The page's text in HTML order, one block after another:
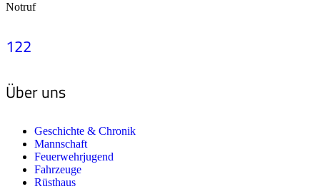
Notruf
122
Über uns
Geschichte & Chronik
Mannschaft
Feuerwehrjugend
Fahrzeuge
Rüsthaus